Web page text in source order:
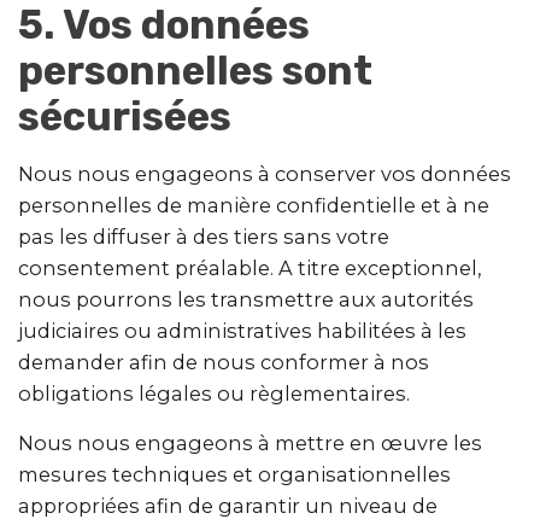
5. Vos données
personnelles sont
sécurisées
Nous nous engageons à conserver vos données
personnelles de manière confidentielle et à ne
pas les diffuser à des tiers sans votre
consentement préalable. A titre exceptionnel,
nous pourrons les transmettre aux autorités
judiciaires ou administratives habilitées à les
demander afin de nous conformer à nos
obligations légales ou règlementaires.
Nous nous engageons à mettre en œuvre les
mesures techniques et organisationnelles
appropriées afin de garantir un niveau de